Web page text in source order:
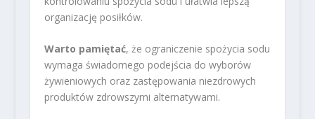
organizację posiłków.
Warto pamiętać, że ograniczenie spożycia sodu
wymaga świadomego podejścia do wyborów
żywieniowych oraz zastępowania niezdrowych
produktów zdrowszymi alternatywami.